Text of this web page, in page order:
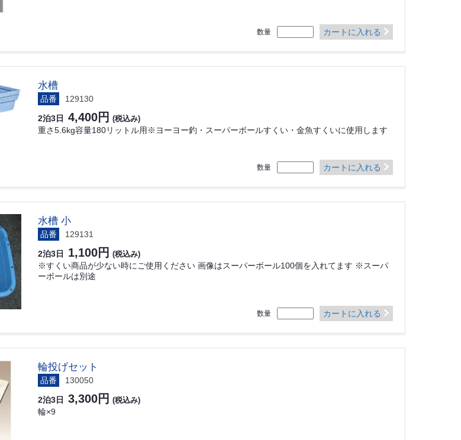
数量 カートに入れる
水槽
品番 129130
2泊3日 4,400円 (税込み)
重さ5.6kg容量180リットル用※ヨーヨー釣・スーパーボールすくい・金魚すくいに使用します
数量 カートに入れる
水槽 小
品番 129131
2泊3日 1,100円 (税込み)
※すくい商品が少ない時にご使用ください 画像はスーパーボール100個を入れてます ※スーパ
ーボールは別途
数量 カートに入れる
輪投げセット
品番 130050
2泊3日 3,300円 (税込み)
輪×9